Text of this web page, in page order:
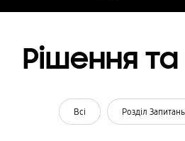
Рішення
Всі Розділ